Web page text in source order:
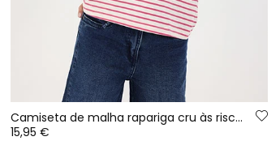
Camiseta de malha rapariga cru às riscas com remendos
15,95 €